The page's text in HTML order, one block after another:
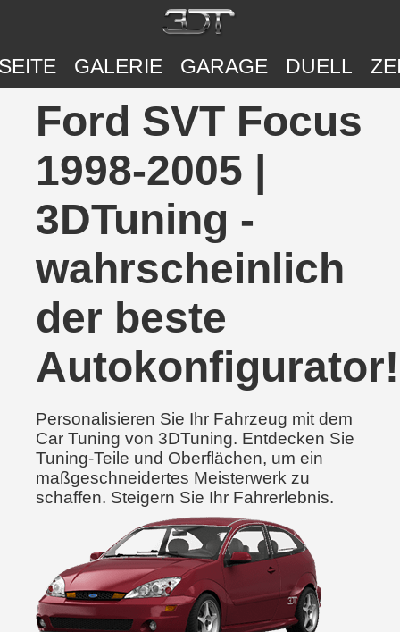
GALERIE GARAGE DUELL
Ford SVT Focus
1998-2005 |
3DTuning -
wahrscheinlich
der beste
Autokonfigurator!
Personalisieren Sie Ihr Fahrzeug mit dem
Car Tuning von 3DTuning. Entdecken Sie
Tuning-Teile und Oberflächen, um ein
maßgeschneidertes Meisterwerk zu
schaffen. Steigern Sie Ihr Fahrerlebnis.